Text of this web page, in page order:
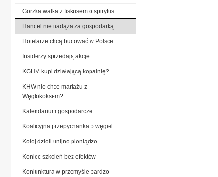
Gorzka walka z fiskusem o spirytus
Handel nie nadąża za gospodarką
Hotelarze chcą budować w Polsce
Insiderzy sprzedają akcje
KGHM kupi działającą kopalnię?
KHW nie chce mariażu z
Węglokoksem?
Kalendarium gospodarcze
Koalicyjna przepychanka o węgiel
Kolej dzieli unijne pieniądze
Koniec szkoleń bez efektów
Koniunktura w przemyśle bardzo